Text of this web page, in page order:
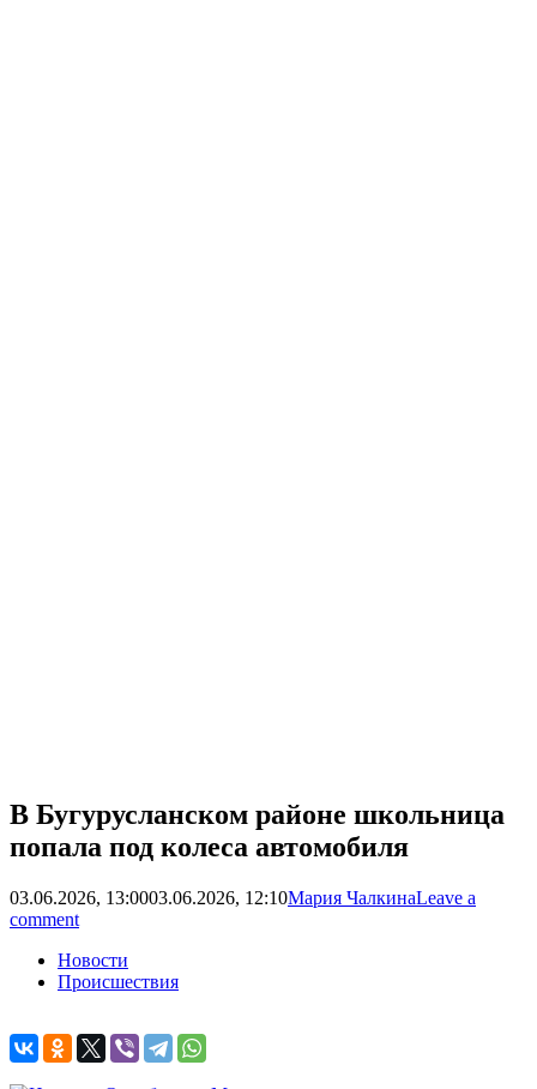
В Бугурусланском районе школьница
попала под колеса автомобиля
03.06.2026, 13:0003.06.2026, 12:10Мария ЧалкинаLeave a
comment
Новости
Происшествия